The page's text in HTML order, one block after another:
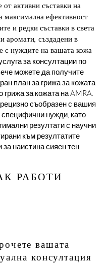
от активни съставки на
максимална ефективност
и редки съставки в света
аромати, създадени в
с нуждите на вашата кожа
за консултации по
можете да получите
план за грижа за кожата
грижа за кожата на AMRA.
съобразен с вашия
специфични нужди, като
резултати с научни
към резултатите
за наистина сияен тен.
РАБОТИ
вашата
консултация